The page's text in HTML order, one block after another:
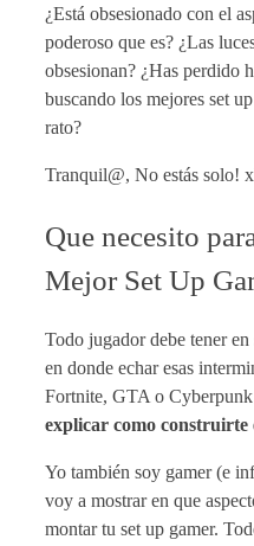
¿Está obsesionado con el
poderoso que es? ¿Las
obsesionan? ¿Has perdido
buscando los mejores set
rato?
Tranquil@, No estás solo!
Que necesito
Mejor Set Up
Todo jugador debe tener
en donde echar esas
Fortnite, GTA o
explicar como construirte
Yo también soy gamer (e
voy a mostrar en que
montar tu set up gamer.